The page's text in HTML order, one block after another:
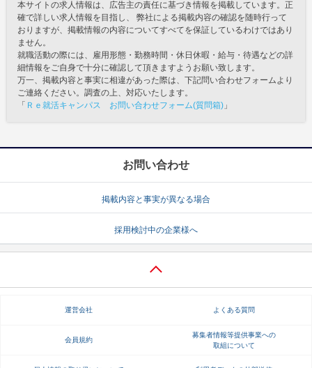
本サイトの求人情報は、広告主の責任に基づき情報を掲載しています。正
確で詳しい求人情報を目指し、 弊社による掲載内容の確認を随時行って
おりますが、掲載情報の内容についてすべてを保証しているわけではあり
ません。
就職活動の際には、雇用形態・勤務時間・休日休暇・給与・待遇などの詳
細情報をご自身で十分に確認して頂きますようお願い致します。
万一、掲載内容と事実に相違があった際は、下記問い合わせフォームより
ご連絡ください。調査の上、対応いたします。
「 Ｒｅ就活キャンパス お問い合わせフォーム(質問箱) 」
お問い合わせ
掲載内容と事実が異なる場合
採用検討中の企業様へ
運営会社 よくある質問
会員規約
募集者情報等提供事業への
取組について